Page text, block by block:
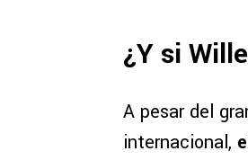
¿Y si
A pesar del
internacional,